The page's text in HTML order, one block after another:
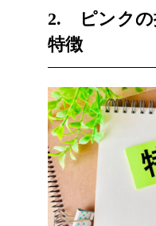
2. ピンクの
特徴